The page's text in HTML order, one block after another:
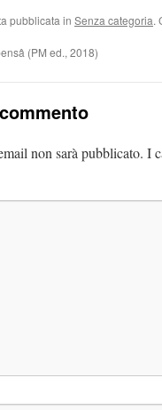
pubblicata in Senza categoria.
(PM ed., 2018)
non sarà pubblicato. I